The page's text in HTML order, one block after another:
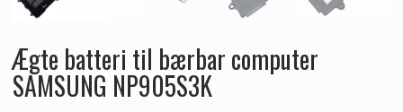
Ægte batteri til bærbar computer
SAMSUNG NP905S3K